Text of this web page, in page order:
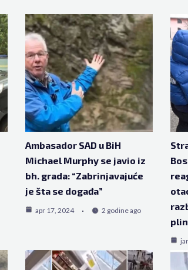
Ambasador SAD u BiH
Michael Murphy se javio iz
bh. grada: “Zabrinjavajuće
je šta se događa”
apr 17, 2024 2 godine ago